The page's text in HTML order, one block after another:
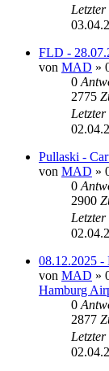
FLD -
von MAD »
0
2775
Pullaski -
von MAD »
0
2900
08.12.2025 -
von MAD »
Hamburg
0
2877